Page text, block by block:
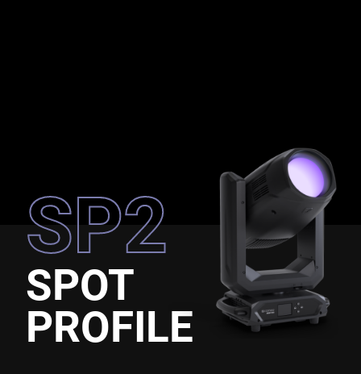
SP2
SPOT
PROFILE